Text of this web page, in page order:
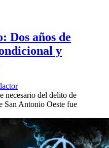
Dos años de
y
necesario del delito de
San Antonio Oeste fue